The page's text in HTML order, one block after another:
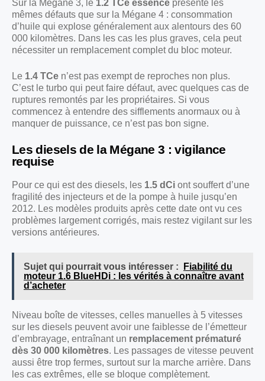
Sur la Mégane 3, le 1.2 TCe essence présente les
mêmes défauts que sur la Mégane 4 : consommation
d’huile qui explose généralement aux alentours des 60
000 kilomètres. Dans les cas les plus graves, cela peut
nécessiter un remplacement complet du bloc moteur.
Le 1.4 TCe n’est pas exempt de reproches non plus.
C’est le turbo qui peut faire défaut, avec quelques cas de
ruptures remontés par les propriétaires. Si vous
commencez à entendre des sifflements anormaux ou à
manquer de puissance, ce n’est pas bon signe.
Les diesels de la Mégane 3 : vigilance
requise
Pour ce qui est des diesels, les 1.5 dCi ont souffert d’une
fragilité des injecteurs et de la pompe à huile jusqu’en
2012. Les modèles produits après cette date ont vu ces
problèmes largement corrigés, mais restez vigilant sur les
versions antérieures.
Sujet qui pourrait vous intéresser :
Fiabilité du
moteur 1.6 BlueHDi : les vérités à connaître avant
d’acheter
Niveau boîte de vitesses, celles manuelles à 5 vitesses
sur les diesels peuvent avoir une faiblesse de l’émetteur
d’embrayage, entraînant un remplacement prématuré
dès 30 000 kilomètres. Les passages de vitesse peuvent
aussi être trop fermes, surtout sur la marche arrière. Dans
les cas extrêmes, elle se bloque complètement.